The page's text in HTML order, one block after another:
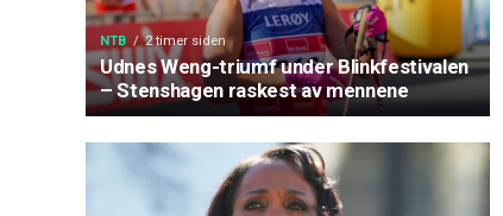
NTB 2 timer siden
Udnes Weng-triumf under Blinkfestivalen
– Stenshagen raskest av mennene